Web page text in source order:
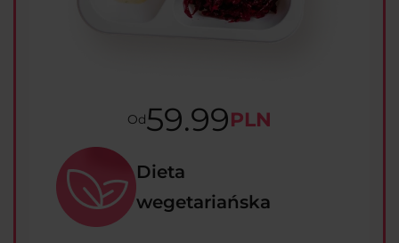
Od59.99PLN
Dieta
wegetariańska